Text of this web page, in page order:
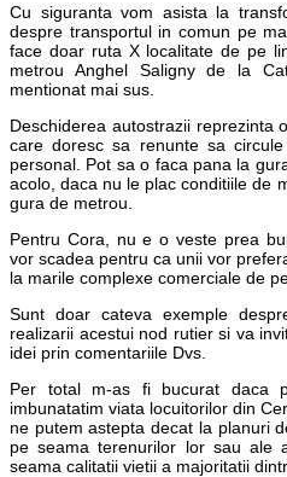
Cu siguranta vom asista la
despre transportul in comun pe
face doar ruta X localitate de pe
metrou Anghel Saligny de la
mentionat mai sus.
Deschiderea autostrazii reprezinta
care doresc sa renunte sa
personal. Pot sa o faca pana la
acolo, daca nu le plac conditiile de
gura de metrou.
Pentru Cora, nu e o veste prea
vor scadea pentru ca unii vor
la marile complexe comerciale de
Sunt doar cateva exemple
realizarii acestui nod rutier si va
idei prin comentariile Dvs.
Per total m-as fi bucurat daca
imbunatatim viata locuitorilor din
ne putem astepta decat la planuri
pe seama terenurilor lor sau ale
seama calitatii vietii a majoritatii